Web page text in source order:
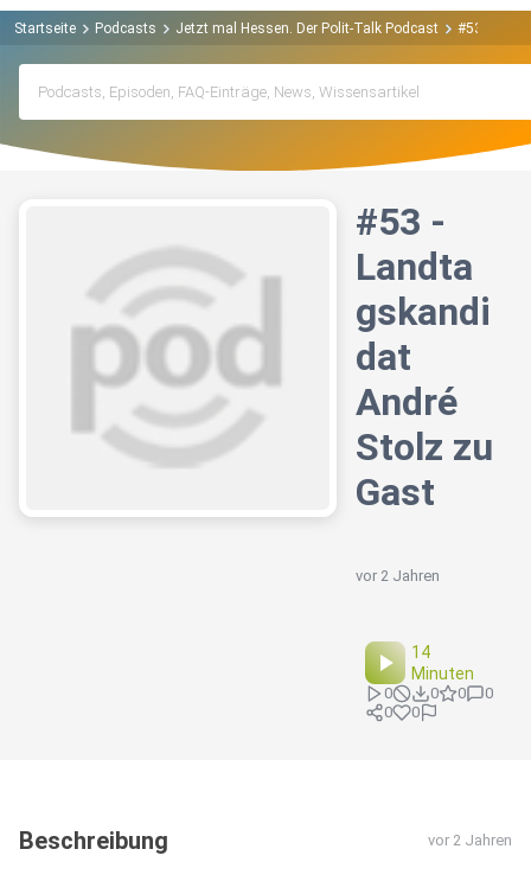
Startseite Podcasts Jetzt mal Hessen. Der Polit-Talk Podcast #53 -
#53 -
Landta
gskandi
dat
André
Stolz zu
Gast
vor 2 Jahren
14
Minuten
0 0 0
0
0
0
Beschreibung vor 2 Jahren